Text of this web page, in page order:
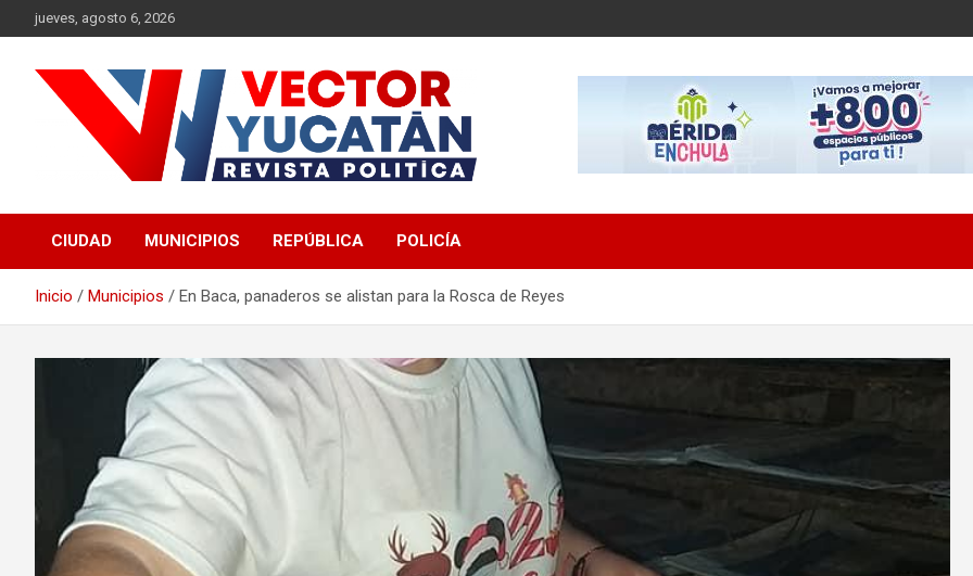
Saltar
al
jueves, agosto 6, 2026
Vector Yucatán
CIUDAD MUNICIPIOS REPÚBLICA POLICÍA
Inicio Municipios En Baca, panaderos se alistan para la Rosca de Reyes